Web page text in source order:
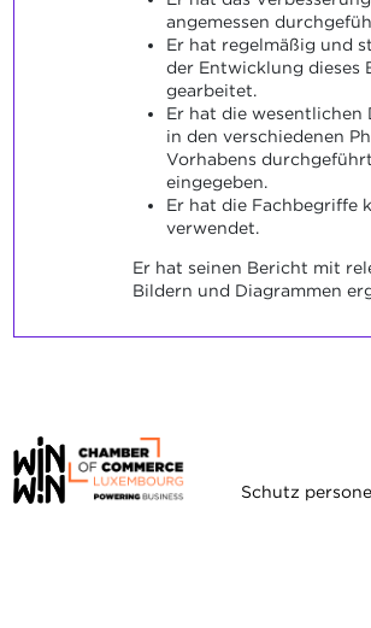
angemessen
Er hat regelmäßig und
der Entwicklung dieses
gearbeitet.
Er hat die wesentlichen
in den verschiedenen
Vorhabens
eingegeben.
Er hat die Fachbegriffe
verwendet.
Er hat seinen Bericht mit
Bildern und Diagrammen
Schutz